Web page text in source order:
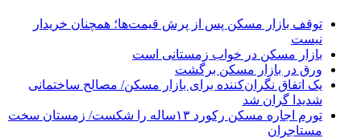
توقف بازار مسکن پس از پرش قیمت‌ها؛ همچنان خریدار
نیست
بازار مسکن در خواب زمستانی است
ورق در بازار مسکن برگشت
یک اتفاق نگران‌کننده برای بازار مسکن/ مصالح ساختمانی
شدیدا گران شد
تورم اجاره مسکن رکورد ۱۳‌ساله را شکست/ زمستان سخت
مستاجران